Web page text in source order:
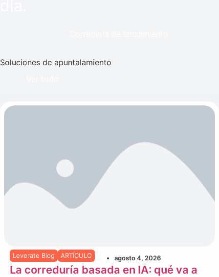
Soluciones de apuntalamiento
Leverate Blog ARTÍCULO agosto 4, 2026
La correduría basada en IA: qué va a